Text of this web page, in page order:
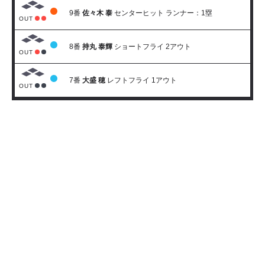
OUT
9番 佐々木 泰 センターヒット ランナー：1塁
OUT
8番 持丸 泰輝 ショートフライ 2アウト
OUT
7番 大盛 穂 レフトフライ 1アウト